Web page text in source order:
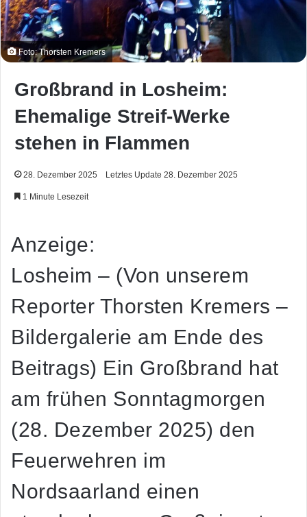
Foto: Thorsten Kremers
Großbrand in Losheim:
Ehemalige Streif-Werke
stehen in Flammen
28. Dezember 2025 Letztes Update 28. Dezember 2025
1 Minute Lesezeit
Anzeige:
Losheim – (Von unserem
Reporter Thorsten Kremers –
Bildergalerie am Ende des
Beitrags) Ein Großbrand hat
am frühen Sonntagmorgen
(28. Dezember 2025) den
Feuerwehren im
Nordsaarland einen